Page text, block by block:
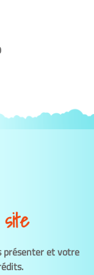
présenter et votre